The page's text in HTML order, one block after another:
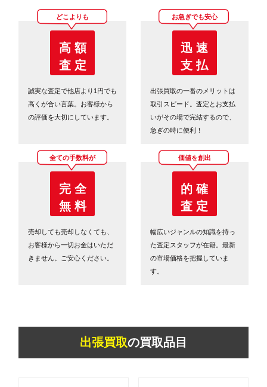
どこよりも
高 額
査 定
誠実な査定で他店より1円でも
高くが合い言葉。お客様から
の評価を大切にしています。
お急ぎでも安心
迅 速
支 払
出張買取の一番のメリットは
取引スピード。査定とお支払
いがその場で完結するので、
急ぎの時に便利！
全ての手数料が
完 全
無 料
売却しても売却しなくても、
お客様から一切お金はいただ
きません。ご安心ください。
価値を創出
的 確
査 定
幅広いジャンルの知識を持っ
た査定スタッフが在籍。最新
の市場価格を把握していま
す。
出張買取の買取品目